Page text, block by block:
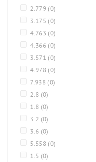
2.779 (0)
3.175 (0)
4.763 (0)
4.366 (0)
3.571 (0)
4.978 (0)
7.938 (0)
2.8 (0)
1.8 (0)
3.2 (0)
3.6 (0)
5.558 (0)
1.5 (0)